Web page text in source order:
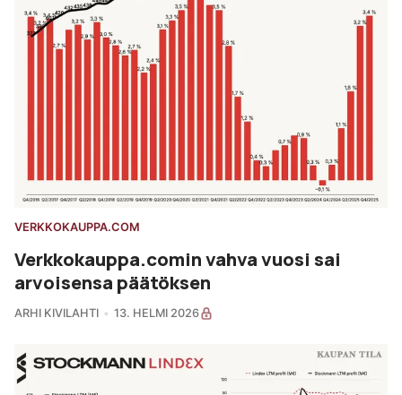
VERKKOKAUPPA.COM
Verkkokauppa.comin vahva vuosi sai
arvoisensa päätöksen
ARHI KIVILAHTI 13. HELMI 2026